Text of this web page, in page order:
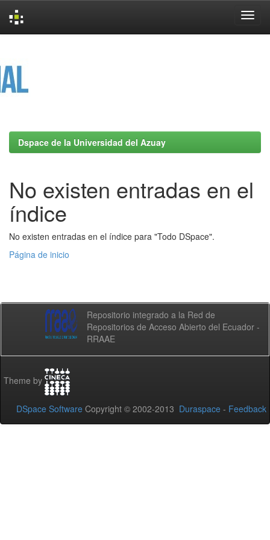
Dspace de la Universidad del Azuay
No existen entradas en el
índice
No existen entradas en el índice para "Todo DSpace".
Página de inicio
Repositorio integrado a la Red de
Repositorios de Acceso Abierto del Ecuador -
RRAAE
Theme by
DSpace Software Copyright © 2002-2013 Duraspace - Feedback